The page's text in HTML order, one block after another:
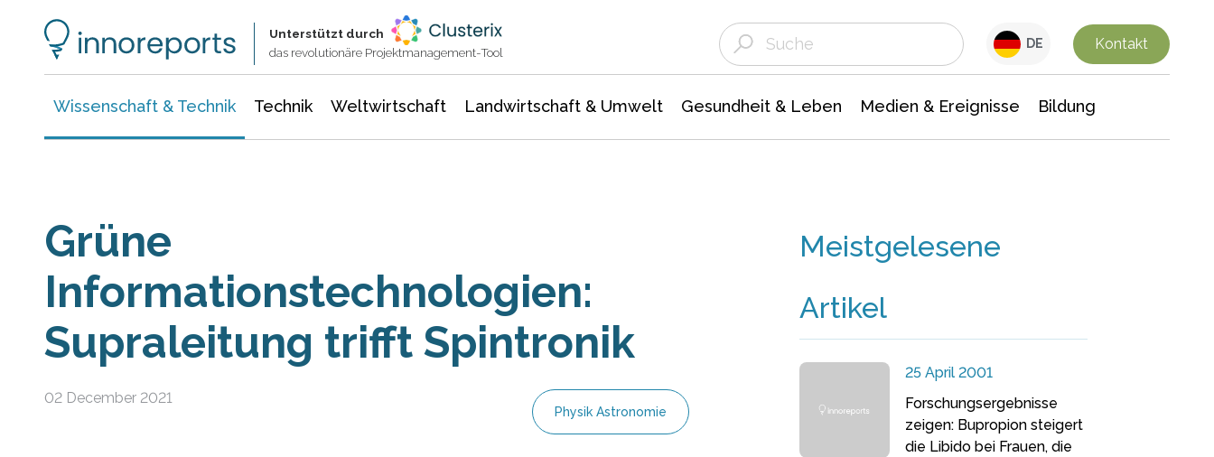
Unterstützt durch
das revolutionäre Projektmanagement-Tool
DE Kontakt
Wissenschaft & Technik Technik Weltwirtschaft Landwirtschaft & Umwelt Gesundheit & Leben Medien & Ereignisse Bildung
Grüne
Informationstechnologien:
Supraleitung trifft Spintronik
02 December 2021
Physik Astronomie
Meistgelesene
Artikel
25 April 2001
Forschungsergebnisse
zeigen: Bupropion steigert
die Libido bei Frauen, die